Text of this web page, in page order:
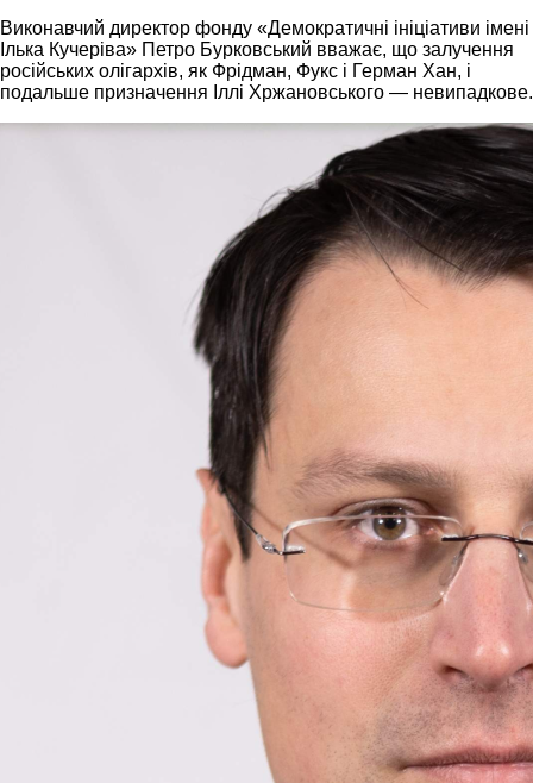
Виконавчий директор фонду «Демократичні ініціативи імені
Ілька Кучеріва» Петро Бурковський вважає, що залучення
російських олігархів, як Фрідман, Фукс і Герман Хан, і
подальше призначення Іллі Хржановського — невипадкове.